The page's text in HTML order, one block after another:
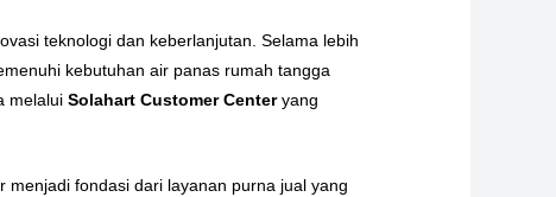
teknologi dan keberlanjutan. Selama lebih
kebutuhan air panas rumah tangga
melaluiSolahart Customer Centeryang
fondasi dari layanan purna jual yang